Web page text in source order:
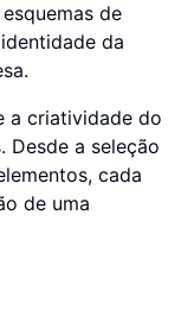
de
da
a criatividade do
Desde a seleção
cada
de uma